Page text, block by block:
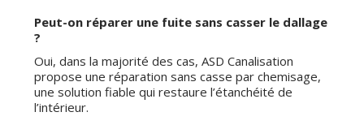
Peut-on réparer une fuite sans casser le dallage
?
Oui, dans la majorité des cas, ASD Canalisation
propose une réparation sans casse par chemisage,
une solution fiable qui restaure l’étanchéité de
l’intérieur.